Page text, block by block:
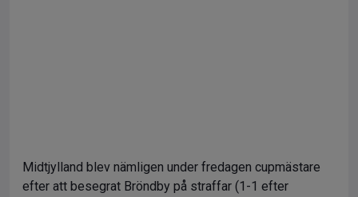
Midtjylland blev nämligen under fredagen cupmästare
efter att besegrat Bröndby på straffar (1-1 efter